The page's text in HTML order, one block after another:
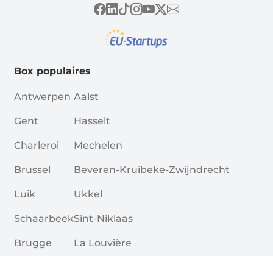
Box populaires
Antwerpen
Gent
Charleroi
Brussel
Luik
Schaarbeek
Brugge
Aalst
Hasselt
Mechelen
Beveren-Kruibeke-Zwijndrecht
Ukkel
Sint-Niklaas
La Louvière